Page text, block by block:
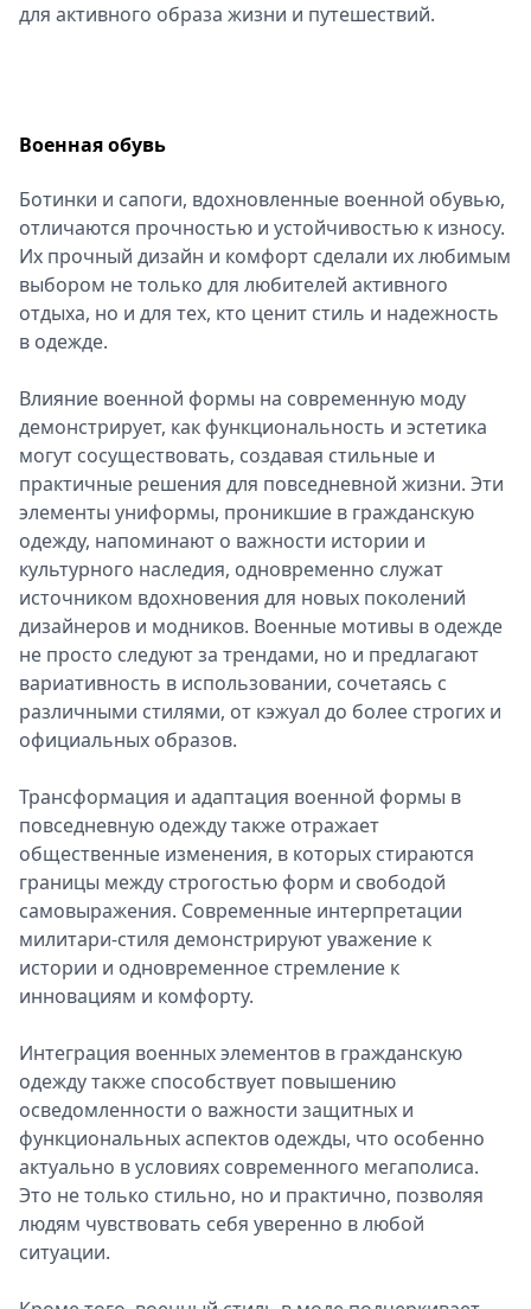
для активного образа жизни и путешествий.
Военная обувь
Ботинки и сапоги, вдохновленные военной обувью,
отличаются прочностью и устойчивостью к износу.
Их прочный дизайн и комфорт сделали их любимым
выбором не только для любителей активного
отдыха, но и для тех, кто ценит стиль и надежность
в одежде.
Влияние военной формы на современную моду
демонстрирует, как функциональность и эстетика
могут сосуществовать, создавая стильные и
практичные решения для повседневной жизни. Эти
элементы униформы, проникшие в гражданскую
одежду, напоминают о важности истории и
культурного наследия, одновременно служат
источником вдохновения для новых поколений
дизайнеров и модников. Военные мотивы в одежде
не просто следуют за трендами, но и предлагают
вариативность в использовании, сочетаясь с
различными стилями, от кэжуал до более строгих и
официальных образов.
Трансформация и адаптация военной формы в
повседневную одежду также отражает
общественные изменения, в которых стираются
границы между строгостью форм и свободой
самовыражения. Современные интерпретации
милитари-стиля демонстрируют уважение к
истории и одновременное стремление к
инновациям и комфорту.
Интеграция военных элементов в гражданскую
одежду также способствует повышению
осведомленности о важности защитных и
функциональных аспектов одежды, что особенно
актуально в условиях современного мегаполиса.
Это не только стильно, но и практично, позволяя
людям чувствовать себя уверенно в любой
ситуации.